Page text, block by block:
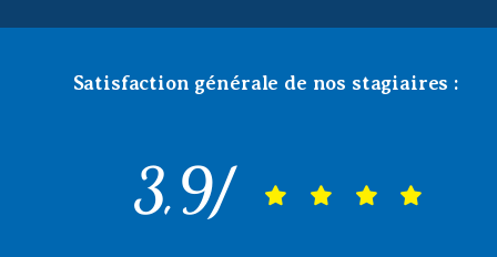
Satisfaction générale de nos stagiaires :
3,9/